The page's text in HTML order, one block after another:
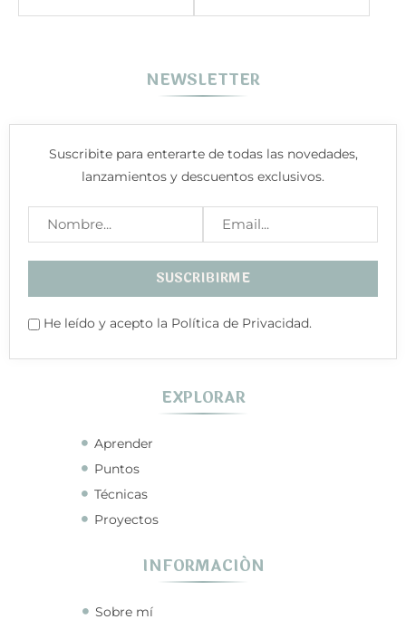
NEWSLETTER
Suscribite para enterarte de todas las novedades,
lanzamientos y descuentos exclusivos.
He leído y acepto la Política de Privacidad.
EXPLORAR
Aprender
Puntos
Técnicas
Proyectos
INFORMACIÓN
Sobre mí